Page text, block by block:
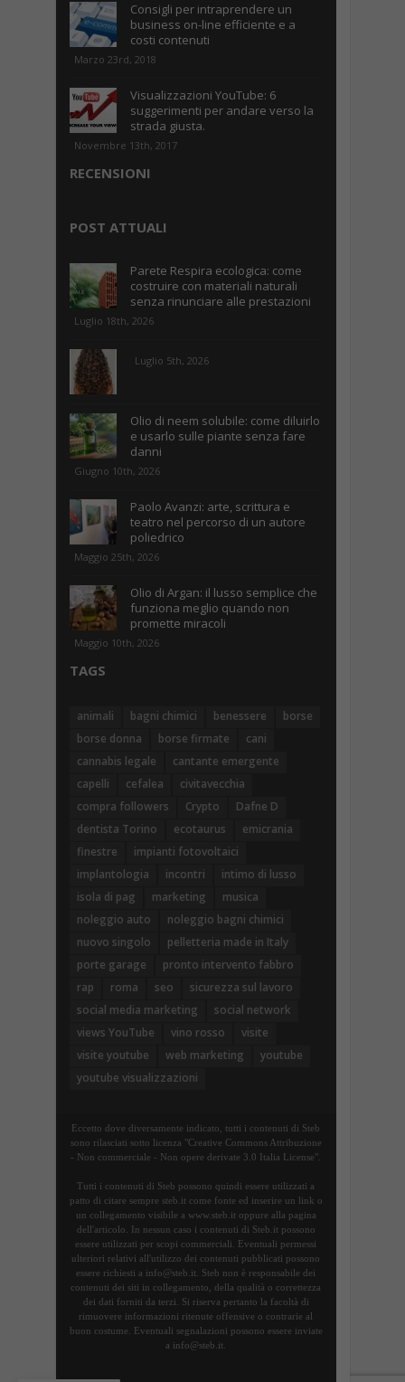
Consigli per intraprendere un
business on-line efficiente e a
costi contenuti
Marzo 23rd, 2018
Visualizzazioni YouTube: 6
suggerimenti per andare verso la
strada giusta.
Novembre 13th, 2017
RECENSIONI
POST ATTUALI
Parete Respira ecologica: come
costruire con materiali naturali
senza rinunciare alle prestazioni
Luglio 18th, 2026
Luglio 5th, 2026
Olio di neem solubile: come diluirlo
e usarlo sulle piante senza fare
danni
Giugno 10th, 2026
Paolo Avanzi: arte, scrittura e
teatro nel percorso di un autore
poliedrico
Maggio 25th, 2026
Olio di Argan: il lusso semplice che
funziona meglio quando non
promette miracoli
Maggio 10th, 2026
TAGS
animali bagni chimici benessere
borse
borse donna
borse firmate
cani
cannabis legale
cantante emergente
capelli
cefalea
civitavecchia
compra followers
Crypto
Dafne D
dentista Torino
ecotaurus
emicrania
finestre
impianti fotovoltaici
implantologia
incontri
intimo di lusso
isola di pag
marketing
musica
noleggio auto
noleggio bagni chimici
nuovo singolo
pelletteria made in Italy
porte garage
pronto intervento fabbro
rap
roma seo
sicurezza sul lavoro
social media marketing
social network
views YouTube
vino rosso
visite
visite youtube
web marketing
youtube
youtube visualizzazioni
Eccetto dove diversamente indicato, tutti i contenuti di Steb
sono rilasciati sotto licenza "Creative Commons Attribuzione
- Non commerciale - Non opere derivate 3.0 Italia License".
Tutti i contenuti di Steb possono quindi essere utilizzati a
patto di citare sempre steb.it come fonte ed inserire un link o
un collegamento visibile a www.steb.it oppure alla pagina
dell'articolo. In nessun caso i contenuti di Steb.it possono
essere utilizzati per scopi commerciali. Eventuali permessi
ulteriori relativi all'utilizzo dei contenuti pubblicati possono
essere richiesti a info@steb.it. Steb non è responsabile dei
contenuti dei siti in collegamento, della qualità o correttezza
dei dati forniti da terzi. Si riserva pertanto la facoltà di
rimuovere informazioni ritenute offensive o contrarie al
buon costume. Eventuali segnalazioni possono essere inviate
a info@steb.it.